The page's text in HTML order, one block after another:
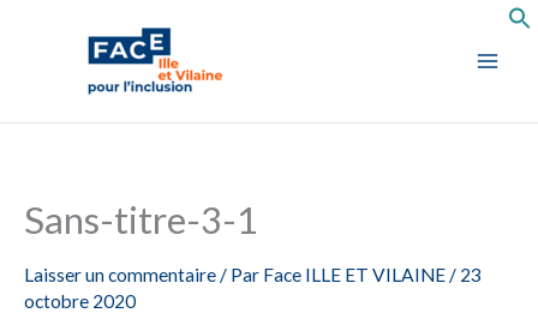
Sans-titre-3-1
Laisser un commentaire / Par Face ILLE ET VILAINE / 23
octobre 2020